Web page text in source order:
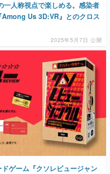
一人称視点で楽しめる。感染者
Us 3D:VR』とのクロス
2025年5月7日 公開
ゲーム『クソレビュージャン